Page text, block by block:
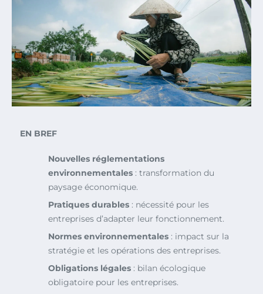
EN BREF
Nouvelles réglementations
environnementales : transformation du
paysage économique.
Pratiques durables : nécessité pour les
entreprises d’adapter leur fonctionnement.
Normes environnementales : impact sur la
stratégie et les opérations des entreprises.
Obligations légales : bilan écologique
obligatoire pour les entreprises.